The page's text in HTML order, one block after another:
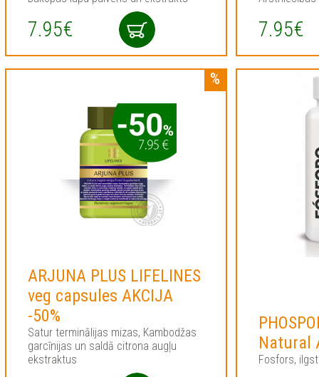
7.95€ 7.95€
ARJUNA PLUS LIFELINES
veg capsules AKCIJA
-50%
Satur terminālijas mizas, Kambodžas
garcīnijas un saldā citrona augļu
ekstraktus
Natural
Fosfors,